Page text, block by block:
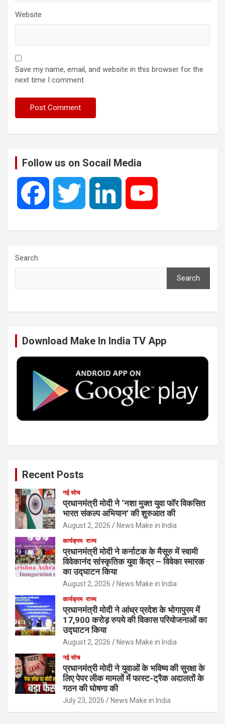
Website
Save my name, email, and website in this browser for the
next time I comment.
Follow us on Socail Media
e
o
k
t
r
k
I
n
T
e
Search
Search
Download Make In India TV App
Recent Posts
नई सोच
प्रधानमंत्री मोदी ने ‘नशा मुक्त युवा फॉर विकसित
भारत संकल्प अभियान’ की शुरुआत की
August 2, 2026 News Make in India
कार्यक्रम राज्य
प्रधानमंत्री मोदी ने कर्नाटक के मैसूरु में स्वामी
विवेकानंद सांस्कृतिक युवा केंद्र – विवेका स्मारक
का उद्घाटन किया
August 2, 2026 News Make in India
कार्यक्रम राज्य
प्रधानमंत्री मोदी ने आंध्र प्रदेश के भोगापुरम में
17,900 करोड़ रुपये की विकास परियोजनाओं का
उद्घाटन किया
August 2, 2026 News Make in India
नई सोच
प्रधानमंत्री मोदी ने युवाओं के भविष्य की सुरक्षा के
लिए पेपर लीक मामलों में फास्ट-ट्रैक अदालतों के
गठन की घोषणा की
July 23, 2026 News Make in India